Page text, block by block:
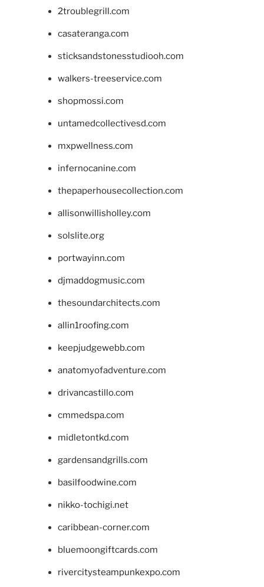
2troublegrill.com
casateranga.com
sticksandstonesstudiooh.com
walkers-treeservice.com
shopmossi.com
untamedcollectivesd.com
mxpwellness.com
infernocanine.com
thepaperhousecollection.com
allisonwillisholley.com
solslite.org
portwayinn.com
djmaddogmusic.com
thesoundarchitects.com
allin1roofing.com
keepjudgewebb.com
anatomyofadventure.com
drivancastillo.com
cmmedspa.com
midletontkd.com
gardensandgrills.com
basilfoodwine.com
nikko-tochigi.net
caribbean-corner.com
bluemoongiftcards.com
rivercitysteampunkexpo.com